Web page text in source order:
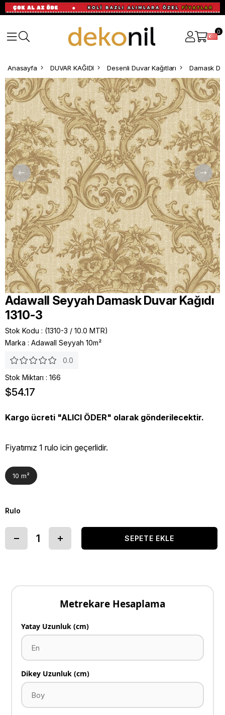
0
Anasayfa DUVAR KAĞIDI Desenli Duvar Kağıtları Damask
Adawall Seyyah Damask Duvar Kağıdı
1310-3
Stok Kodu
(1310-3 / 10.0 MTR)
Marka : Adawall Seyyah 10m²
0.0
Stok Miktarı : 166
$54.17
Kargo ücreti "ALICI ÖDER" olarak gönderilecektir.
Fiyatımız 1 rulo icin geçerlidir.
10 m²
Rulo
Metrekare Hesaplama
Yatay Uzunluk (cm)
Dikey Uzunluk (cm)